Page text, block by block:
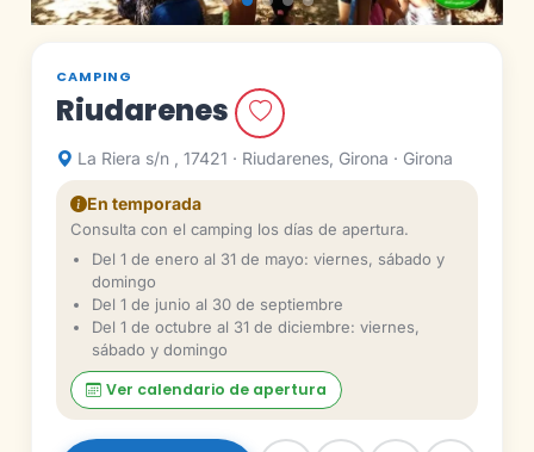
CAMPING
Riudarenes
La Riera s/n , 17421 · Riudarenes, Girona · Girona
En temporada
Consulta con el camping los días de apertura.
Del 1 de enero al 31 de mayo: viernes, sábado y
domingo
Del 1 de junio al 30 de septiembre
Del 1 de octubre al 31 de diciembre: viernes,
sábado y domingo
Ver calendario de apertura